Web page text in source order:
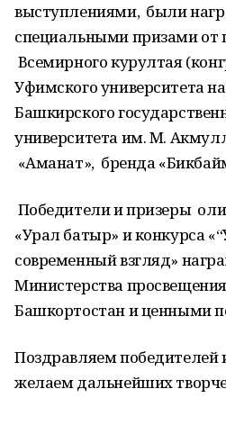
выступлениями, были
специальными призами от
Всемирного курултая
Уфимского университета
Башкирского
университета им. М.
«Аманат», бренда
Победители и призеры
«Урал батыр» и конкурса
современный взгляд»
Министерства
Башкортостан и ценными
Поздравляем победителей
желаем дальнейших